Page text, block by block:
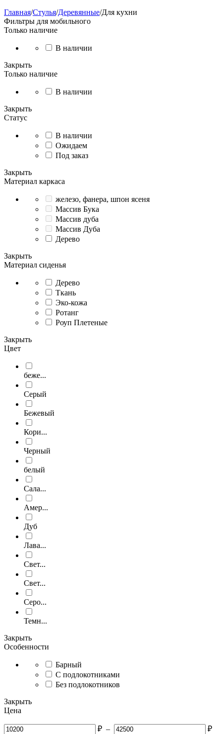
Главная/Стулья/Деревянные/Для кухни
Фильтры для мобильного
Только наличие
В наличии
Закрыть
Только наличие
В наличии
Закрыть
Статус
В наличии
Ожидаем
Под заказ
Закрыть
Материал каркаса
железо, фанера, шпон ясеня
Массив Бука
Массив дуба
Массив Дуба
Дерево
Закрыть
Материал сиденья
Дерево
Ткань
Эко-кожа
Ротанг
Роуп Плетеные
Закрыть
Цвет
беже...
Серый
Бежевый
Кори...
Черный
белый
Сала...
Амер...
Дуб
Лава...
Свет...
Свет...
Серо...
Темн...
Закрыть
Особенности
Барный
С подлокотниками
Без подлокотников
Закрыть
Цена
₽ – ₽